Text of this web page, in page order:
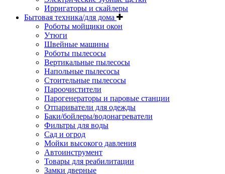
Ирригаторы и скайлеры
Бытовая техника/для дома
Роботы мойщики окон
Утюги
Швейные машины
Роботы пылесосы
Вертикальные пылесосы
Напольные пылесосы
Стоительные пылесосы
Пароочистители
Парогенераторы и паровые станции
Отпариватели для одежды
Баки/бойлеры/водонагреватели
Фильтры для воды
Сад и огрод
Мойки высокого давления
Автоинструмент
Товары для реабилитации
Замки дверные